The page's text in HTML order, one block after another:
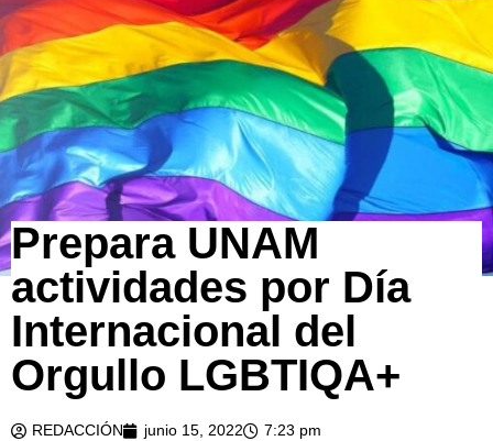
Prepara UNAM
actividades por Día
Internacional del
Orgullo LGBTIQA+
REDACCIÓN junio 15, 2022 7:23 pm